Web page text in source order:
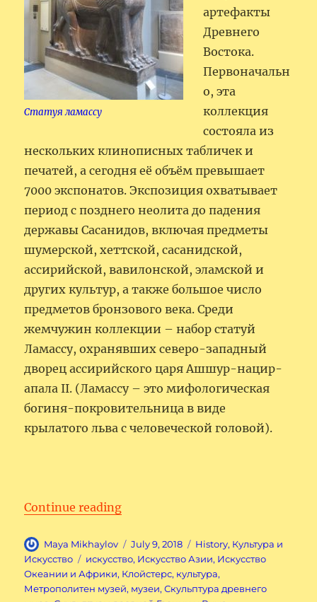
Статуя ламассу
артефакты
Древнего
Востока.
Первоначальн
о, эта
коллекция
состояла из
нескольких клинописных табличек и
печатей, а сегодня её объём превышает
7000 экспонатов. Экспозиция охватывает
период с позднего неолита до падения
державы Сасанидов, включая предметы
шумерской, хеттской, сасанидской,
ассирийской, вавилонской, эламской и
других культур, а также большое число
предметов бронзового века. Среди
жемчужин коллекции – набор статуй
Ламассу, охранявших северо-западный
дворец ассирийского царя Ашшур-нацир-
апала II. (Ламассу – это мифологическая
богиня-покровительница в виде
крылатого льва с человеческой головой).
Continue reading“Метрополитен музей. Часть 1.”
Author
Maya Mikhaylov
Posted
on
July 9, 2018 Categories
History, Культура и
Искусство
Tags
искусство, Искусство Азии, Искусство
Океании и Африки, Клойстерс, культура,
Метрополитен музей, музеи,Скульптура древнего